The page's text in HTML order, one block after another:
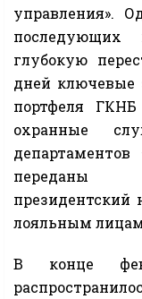
управления».
последующих
глубокую
дней ключевые
портфеля ГКНБ
охранные
переданы
президентский
лояльным
В конце